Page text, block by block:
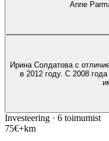
Anne
Ирина Солдатова с
в 2012 году. С 2008
Investeering · 6 toimumist
75€+km